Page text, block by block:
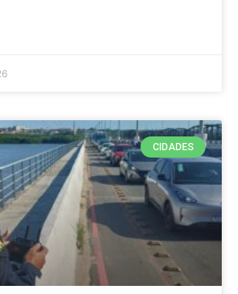
CIDADES